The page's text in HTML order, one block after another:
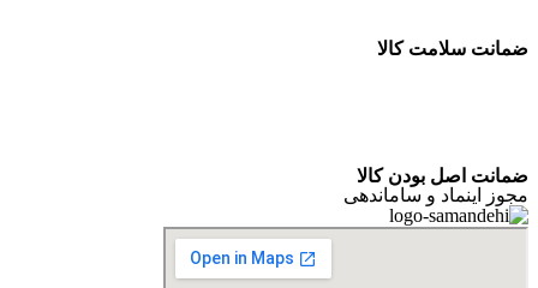
ضمانت سلامت کالا
ضمانت اصل بودن کالا
مجوز اینماد و ساماندهی